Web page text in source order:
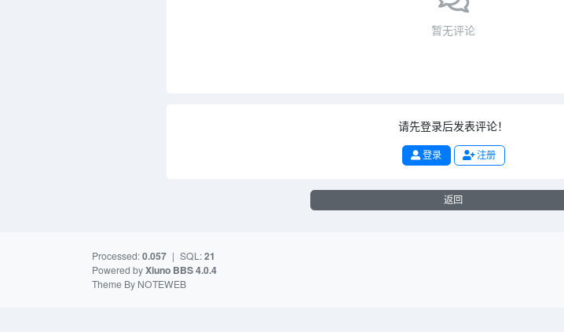
暂无评论
请先登录后发表评论！
登录 注册
返回
Processed:0.057 | SQL:21
Powered byXiuno BBS4.0.4
Theme By NOTEWEB